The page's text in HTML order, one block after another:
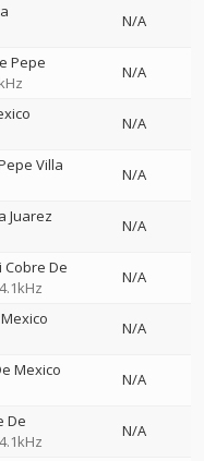
N/A
Pepe
N/A
N/A
Villa
N/A
Juarez
N/A
Cobre De
N/A
N/A
Mexico
N/A
De
N/A